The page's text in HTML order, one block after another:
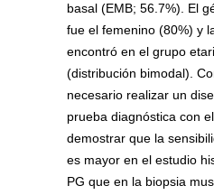
basal (EMB; 56.7%). El
fue el femenino (80%) y
encontró en el grupo
(distribución bimodal).
necesario realizar un
prueba diagnóstica con
demostrar que la
es mayor en el estudio
PG que en la biopsia